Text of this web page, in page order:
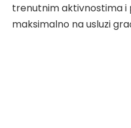
trenutnim aktivnostima i
maksimalno na usluzi